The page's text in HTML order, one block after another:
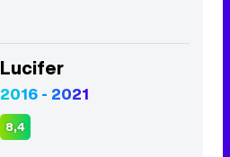
Lucifer
2016 - 2021
8,4